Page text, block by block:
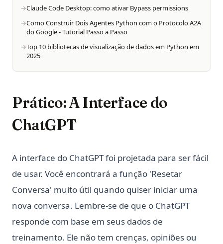
Snowflake with Ease
Streamlit Datetime Slider - A Step-by-Step Introduction
Switch Case em Python: Como Implementar Declarações
Switch em Python
Text Cleaning in Python: Effective Data Cleaning Tutorial
Tokenização do NLTK em Python: Comece Rapidamente
Tutorial de Python SQLite3: Guia Completo de Banco de
Understanding Pandas DataFrame Indices | Python
Unfolding the Architecture and Efficiency of Fast and Faster
R-CNN for Object Detection
Unlocking Creativity with Python and Arduino: A
Comprehensive Guide
Claude Code Desktop: como ativar Bypass permissions
Como Construir Dois Agentes Python com o Protocolo A2A
do Google - Tutorial Passo a Passo
Top 10 bibliotecas de visualização de dados em Python em
2025
Prático: A Interface do
ChatGPT
A interface do ChatGPT foi projetada para ser fácil
de usar. Você encontrará a função 'Resetar
Conversa' muito útil quando quiser iniciar uma
nova conversa. Lembre-se de que o ChatGPT
responde com base em seus dados de
treinamento. Ele não tem crenças, opiniões ou